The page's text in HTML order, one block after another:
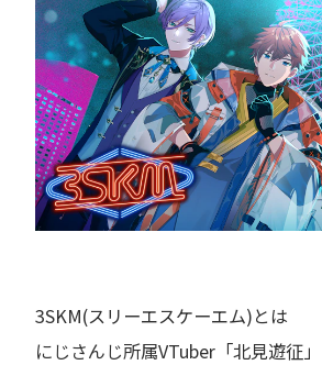
3SKM(スリーエスケーエム)とは
にじさんじ所属VTuber「北見遊征